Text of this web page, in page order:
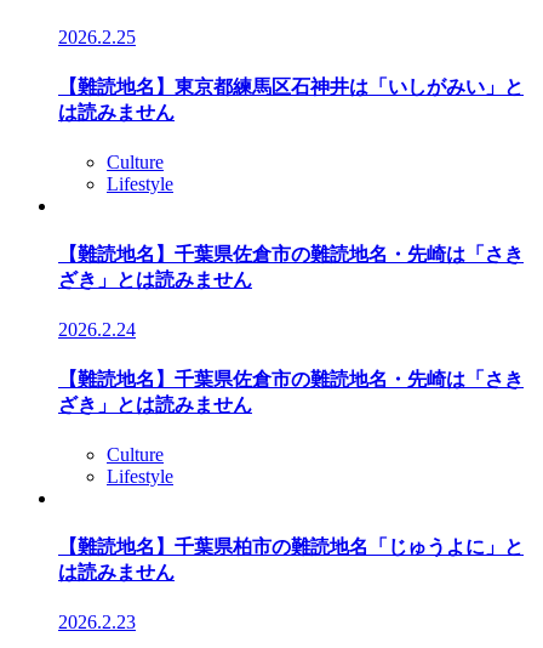
2026.2.25
【難読地名】東京都練馬区石神井は「いしがみい」と
は読みません
Culture
Lifestyle
【難読地名】千葉県佐倉市の難読地名・先崎は「さき
ざき」とは読みません
2026.2.24
【難読地名】千葉県佐倉市の難読地名・先崎は「さき
ざき」とは読みません
Culture
Lifestyle
【難読地名】千葉県柏市の難読地名「じゅうよに」と
は読みません
2026.2.23